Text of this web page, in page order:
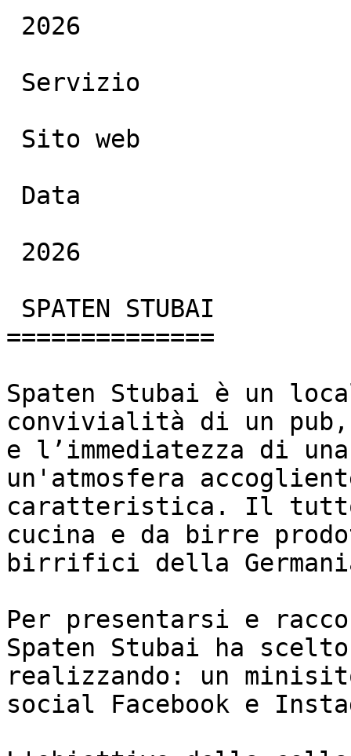
==============
Spaten Stubai è un
convivialità di un
e l’immediatezza di
un'atmosfera
caratteristica. Il tutto
cucina e da birre
birrifici della
Per presentarsi e
Spaten Stubai ha
realizzando: un
social Facebook e